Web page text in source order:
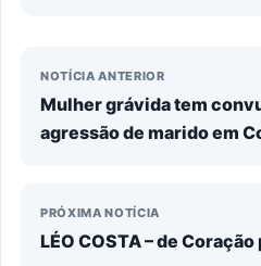
NOTÍCIA ANTERIOR
Mulher grávida tem
agressão de marido em
PRÓXIMA NOTÍCIA
LÉO COSTA – de